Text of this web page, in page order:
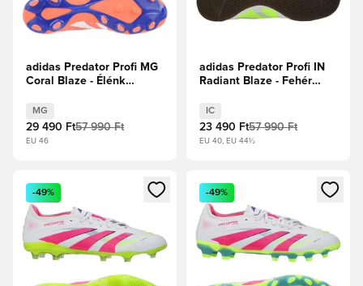
adidas Predator Profi MG
Coral Blaze - Élénk
cipők/Ragyogó narancs
MG
29 490 Ft57 990 Ft
EU 46
adidas Predator Profi IN
Radiant Blaze - Fehér
Black
IC
23 490 Ft57 990 Ft
EU 40, EU 44½
Megnyit egy modált a bejelentkezéshez vagy a tagként
-49%
Megnyit egy modált a
-49%